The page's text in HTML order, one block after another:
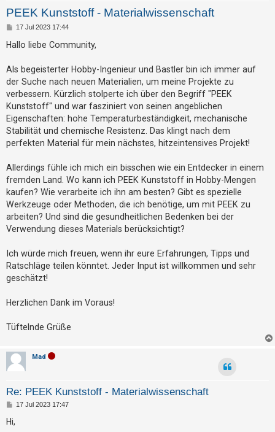
R
e
g
i
s
t
r
i
e
r
n
U
n
e
a
n
t
o
t
t
e
T
PEEK Kunststoff - Materialwissenschaft
B
i
t
a
g
17 Jul 2023 17:44
Hallo liebe Community,
Als begeisterter Hobby-Ingenieur und Bastler bin ich immer auf
der Suche nach neuen Materialien, um meine Projekte zu
verbessern. Kürzlich stolperte ich über den Begriff "PEEK
Kunststoff" und war fasziniert von seinen angeblichen
Eigenschaften: hohe Temperaturbeständigkeit, mechanische
Stabilität und chemische Resistenz. Das klingt nach dem
perfekten Material für mein nächstes, hitzeintensives Projekt!
Allerdings fühle ich mich ein bisschen wie ein Entdecker in einem
fremden Land. Wo kann ich PEEK Kunststoff in Hobby-Mengen
kaufen? Wie verarbeite ich ihn am besten? Gibt es spezielle
Werkzeuge oder Methoden, die ich benötige, um mit PEEK zu
arbeiten? Und sind die gesundheitlichen Bedenken bei der
Verwendung dieses Materials berücksichtigt?
Ich würde mich freuen, wenn ihr eure Erfahrungen, Tipps und
Ratschläge teilen könntet. Jeder Input ist willkommen und sehr
geschätzt!
Herzlichen Dank im Voraus!
Tüftelnde Grüße
Mad
Re: PEEK Kunststoff - Materialwissenschaft
B
t
17 Jul 2023 17:47
Hi,